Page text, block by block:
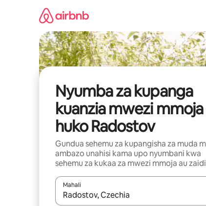
Nyumba za kupanga
kuanzia mwezi mmoja
huko Radostov
Gundua sehemu za kupangisha za muda
ambazo unahisi kama upo nyumbani kwa
sehemu za kukaa za mwezi mmoja au
Mahali
Wakati matokeo yanapatikana, vinjari kwa